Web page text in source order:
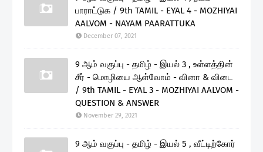
பாராட்டுக / 9th TAMIL - EYAL 4 - MOZHIYAI
AALVOM - NAYAM PAARATTUKA
December 07, 2021
9 ஆம் வகுப்பு - தமிழ் - இயல் 3 , உள்ளத்தின்
சீர் - மொழியை ஆள்வோம் - வினா & விடை
/ 9th TAMIL - EYAL 3 - MOZHIYAI AALVOM -
QUESTION & ANSWER
November 29, 2021
9 ஆம் வகுப்பு - தமிழ் - இயல் 5 , வீட்டிற்கோர்